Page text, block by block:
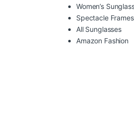
Women’s
Spectacle Frames
All Sunglasses
Amazon Fashion